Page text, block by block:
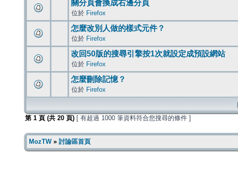
關分頁會換成右邊分頁
位於 Firefox
怎麼改別人做的樣式元件？
位於 Firefox
改回50版的搜尋引擎按1次就設定成預設網站
位於 Firefox
怎麼刪除記憶？
位於 Firefox
第 1 頁 (共 20 頁) [ 有超過 1000 筆資料符合您搜尋的條件 ]
MozTW» 討論區首頁